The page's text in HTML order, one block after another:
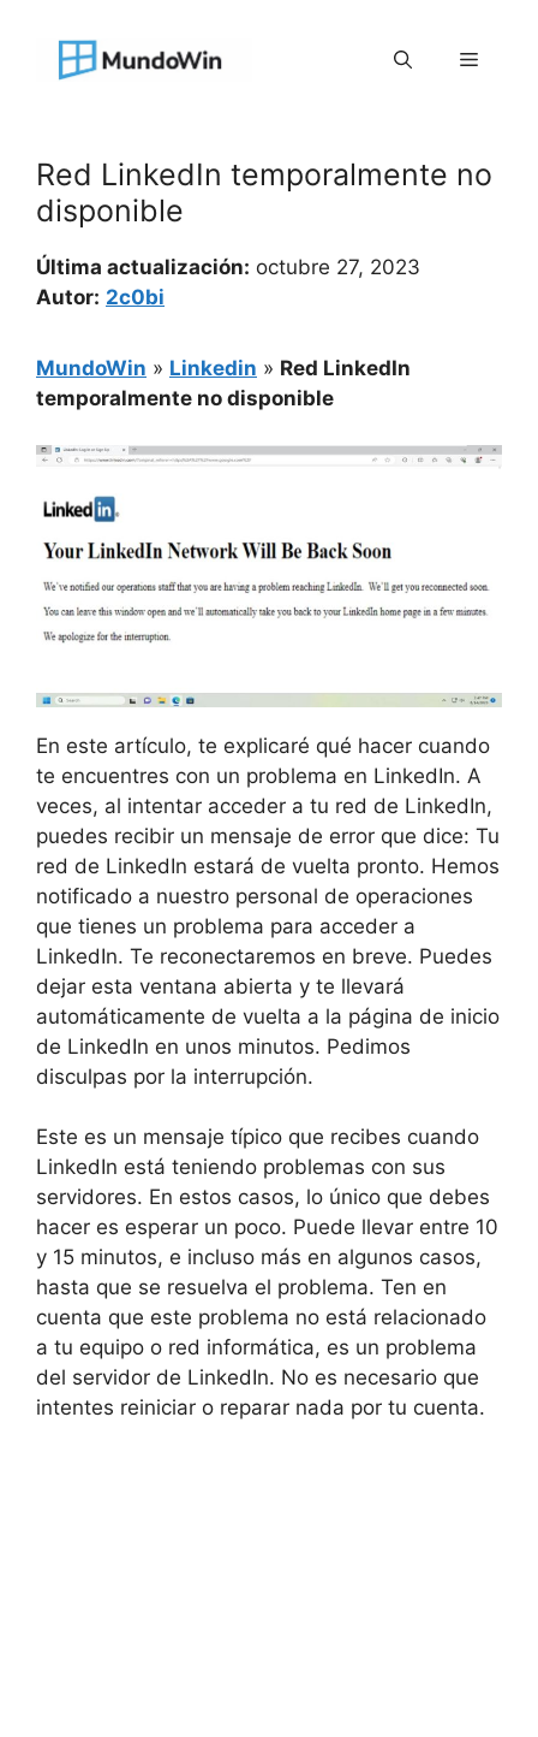
contenido
Menú
Red LinkedIn temporalmente no
disponible
Última actualización: octubre 27, 2023
Autor: 2c0bi
MundoWin » Linkedin » Red LinkedIn
temporalmente no disponible
En este artículo, te explicaré qué hacer cuando
te encuentres con un problema en LinkedIn. A
veces, al intentar acceder a tu red de LinkedIn,
puedes recibir un mensaje de error que dice: Tu
red de LinkedIn estará de vuelta pronto. Hemos
notificado a nuestro personal de operaciones
que tienes un problema para acceder a
LinkedIn. Te reconectaremos en breve. Puedes
dejar esta ventana abierta y te llevará
automáticamente de vuelta a la página de inicio
de LinkedIn en unos minutos. Pedimos
disculpas por la interrupción.
Este es un mensaje típico que recibes cuando
LinkedIn está teniendo problemas con sus
servidores. En estos casos, lo único que debes
hacer es esperar un poco. Puede llevar entre 10
y 15 minutos, e incluso más en algunos casos,
hasta que se resuelva el problema. Ten en
cuenta que este problema no está relacionado
a tu equipo o red informática, es un problema
del servidor de LinkedIn. No es necesario que
intentes reiniciar o reparar nada por tu cuenta.